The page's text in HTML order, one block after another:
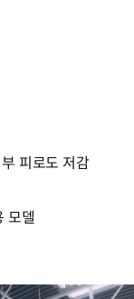
피로도 저감
모델